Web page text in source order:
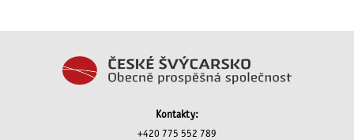
Kontakty:
+420 775 552 789